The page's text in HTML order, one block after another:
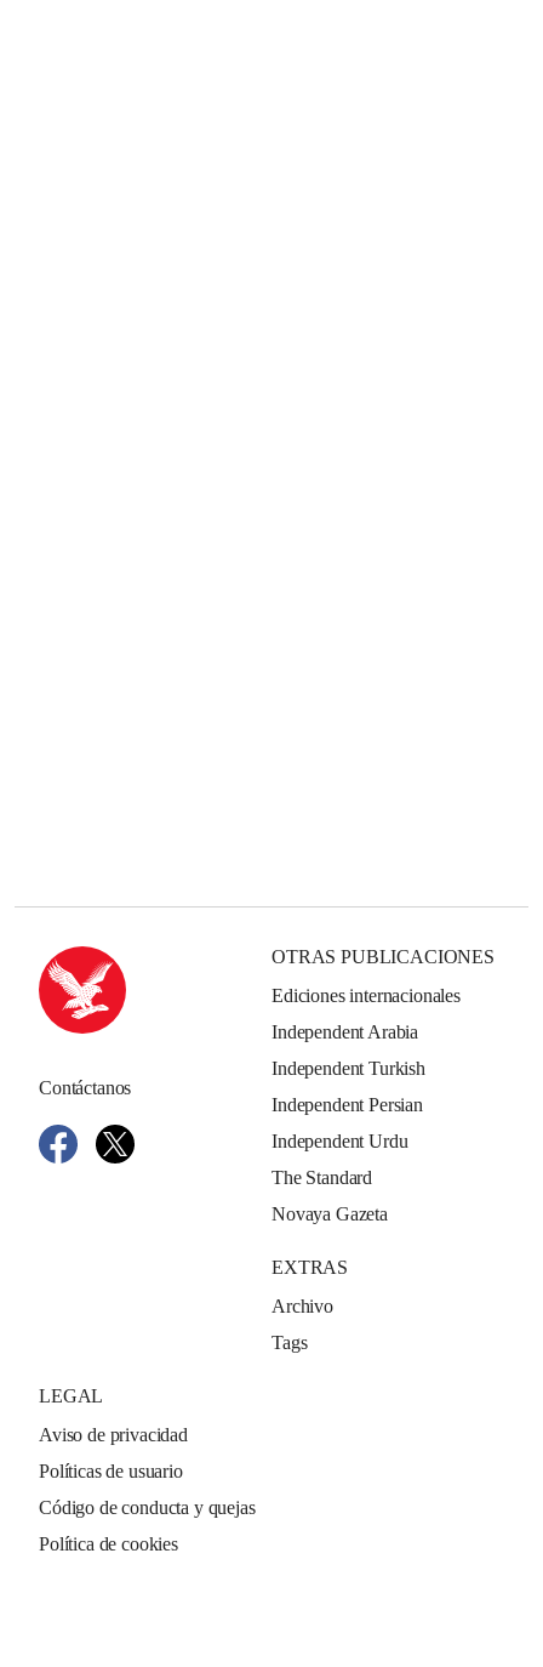
Contáctanos
OTRAS PUBLICACIONES
Ediciones internacionales
Independent Arabia
Independent Turkish
Independent Persian
Independent Urdu
The Standard
Novaya Gazeta
EXTRAS
Archivo
Tags
LEGAL
Aviso de privacidad
Políticas de usuario
Código de conducta y quejas
Política de cookies